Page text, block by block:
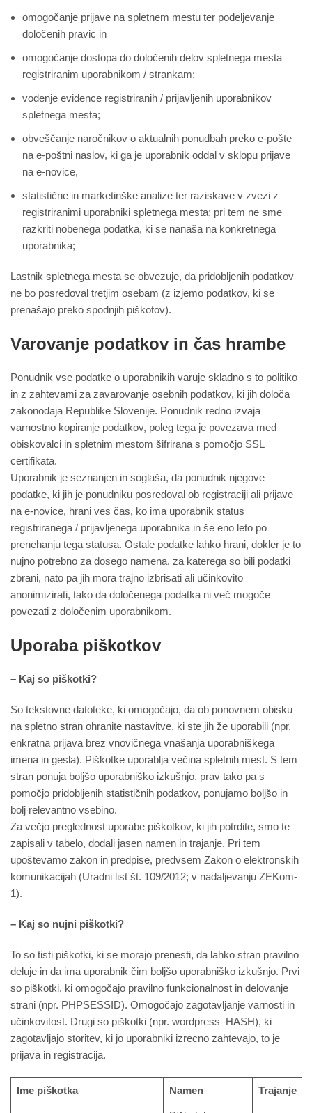
omogočanje prijave na spletnem mestu ter podeljevanje
določenih pravic in
omogočanje dostopa do določenih delov spletnega mesta
registriranim uporabnikom / strankam;
vodenje evidence registriranih / prijavljenih uporabnikov
spletnega mesta;
obveščanje naročnikov o aktualnih ponudbah preko e-pošte
na e-poštni naslov, ki ga je uporabnik oddal v sklopu prijave
na e-novice,
statistične in marketinške analize ter raziskave v zvezi z
registriranimi uporabniki spletnega mesta; pri tem ne sme
razkriti nobenega podatka, ki se nanaša na konkretnega
uporabnika;
Lastnik spletnega mesta se obvezuje, da pridobljenih podatkov
ne bo posredoval tretjim osebam (z izjemo podatkov, ki se
prenašajo preko spodnjih piškotov).
Varovanje podatkov in čas hrambe
Ponudnik vse podatke o uporabnikih varuje skladno s to politiko
in z zahtevami za zavarovanje osebnih podatkov, ki jih določa
zakonodaja Republike Slovenije. Ponudnik redno izvaja
varnostno kopiranje podatkov, poleg tega je povezava med
obiskovalci in spletnim mestom šifrirana s pomočjo SSL
certifikata.
Uporabnik je seznanjen in soglaša, da ponudnik njegove
podatke, ki jih je ponudniku posredoval ob registraciji ali prijave
na e-novice, hrani ves čas, ko ima uporabnik status
registriranega / prijavljenega uporabnika in še eno leto po
prenehanju tega statusa. Ostale podatke lahko hrani, dokler je to
nujno potrebno za dosego namena, za katerega so bili podatki
zbrani, nato pa jih mora trajno izbrisati ali učinkovito
anonimizirati, tako da določenega podatka ni več mogoče
povezati z določenim uporabnikom.
Uporaba piškotkov
– Kaj so piškotki?
So tekstovne datoteke, ki omogočajo, da ob ponovnem obisku
na spletno stran ohranite nastavitve, ki ste jih že uporabili (npr.
enkratna prijava brez vnovičnega vnašanja uporabniškega
imena in gesla). Piškotke uporablja večina spletnih mest. S tem
stran ponuja boljšo uporabniško izkušnjo, prav tako pa s
pomočjo pridobljenih statističnih podatkov, ponujamo boljšo in
bolj relevantno vsebino.
Za večjo preglednost uporabe piškotkov, ki jih potrdite, smo te
zapisali v tabelo, dodali jasen namen in trajanje. Pri tem
upoštevamo zakon in predpise, predvsem Zakon o elektronskih
komunikacijah (Uradni list št. 109/2012; v nadaljevanju ZEKom-
1).
– Kaj so nujni piškotki?
To so tisti piškotki, ki se morajo prenesti, da lahko stran pravilno
deluje in da ima uporabnik čim boljšo uporabniško izkušnjo. Prvi
so piškotki, ki omogočajo pravilno funkcionalnost in delovanje
strani (npr. PHPSESSID). Omogočajo zagotavljanje varnosti in
učinkovitost. Drugi so piškotki (npr. wordpress_HASH), ki
zagotavljajo storitev, ki jo uporabniki izrecno zahtevajo, to je
prijava in registracija.
Ime piškotka Namen Trajanje